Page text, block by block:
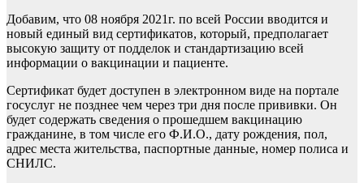
Добавим, что 08 ноября 2021г. по всей России вводится и
новый единый вид сертификатов, который, предполагает
высокую защиту от подделок и стандартизацию всей
информации о вакцинации и пациенте.
Сертификат будет доступен в электронном виде на портале
госуслуг не позднее чем через три дня после прививки. Он
будет содержать сведения о прошедшем вакцинацию
гражданине, в том числе его Ф.И.О., дату рождения, пол,
адрес места жительства, паспортные данные, номер полиса и
СНИЛС.